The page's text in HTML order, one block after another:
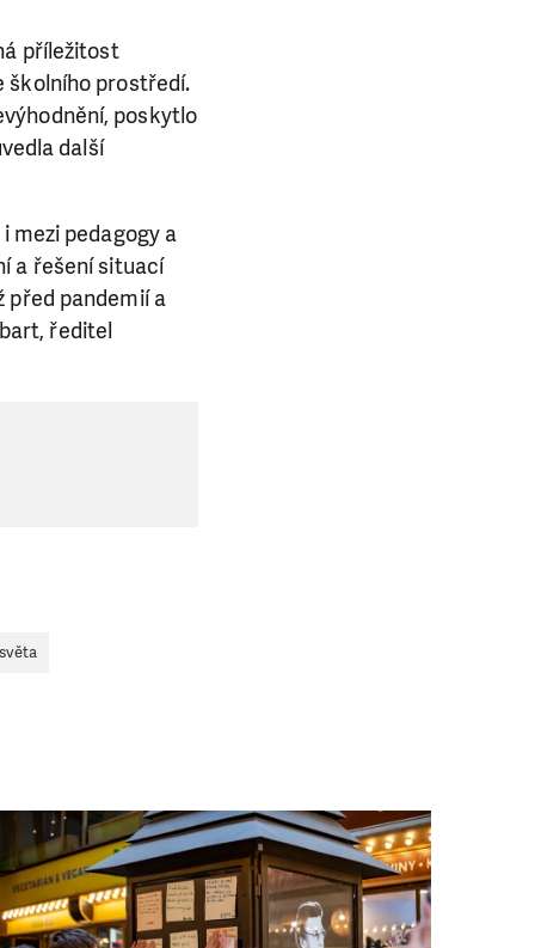
příležitost
školního prostředí.
poskytlo
další
mezi pedagogy a
a řešení situací
před pandemií a
ředitel